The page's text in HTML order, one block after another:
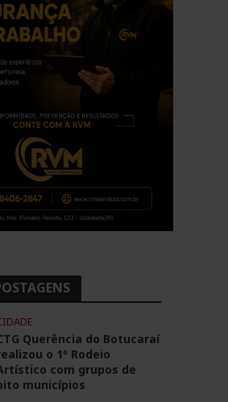
Querência do Botucaraí
o 1º Rodeio
com grupos de
municípios